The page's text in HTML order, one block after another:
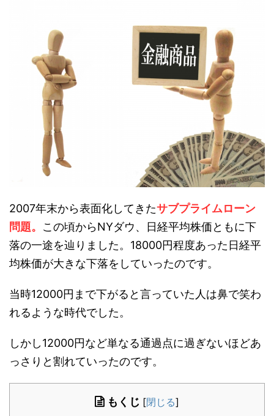
2007年末から表面化してきたサブプライムローン
問題。 この頃からNYダウ、日経平均株価ともに下
落の一途を辿りました。18000円程度あった日経平
均株価が大きな下落をしていったのです。
当時12000円まで下がると言っていた人は鼻で笑わ
れるような時代でした。
しかし12000円など単なる通過点に過ぎないほどあ
っさりと割れていったのです。
もくじ [閉じる]